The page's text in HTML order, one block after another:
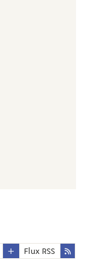
Flux RSS